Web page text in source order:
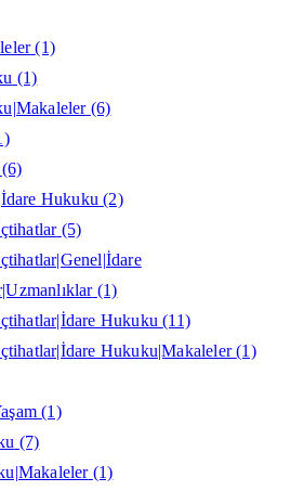
(1)
(1)
(6)
(6)
Hukuku (2)
(5)
(1)
Hukuku (11)
Hukuku|Makaleler (1)
(1)
(7)
(1)